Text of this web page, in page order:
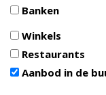
Banken
Winkels
Restaurants
Aanbod in de